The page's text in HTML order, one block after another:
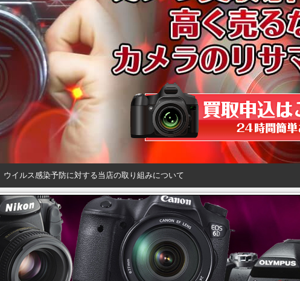
ウイルス感染予防に対する当店の取り組みについて